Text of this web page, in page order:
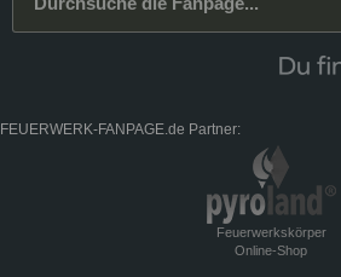
FEUERWERK-FANPAGE.de Partner:
Feuerwerkskörper
Online-Shop